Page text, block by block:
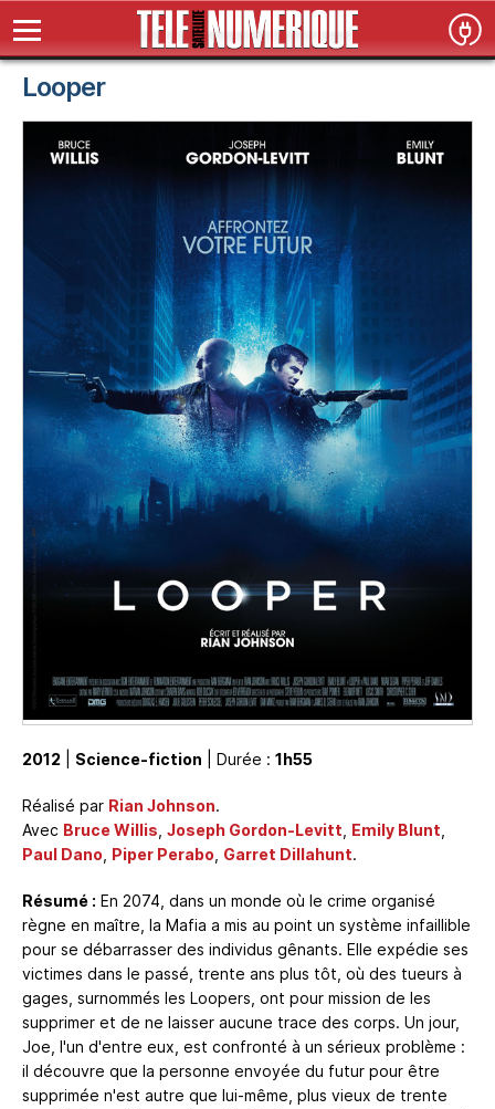
Looper
2012 Science-fiction | Durée : 1h55
Réalisé par Rian Johnson.
Avec Bruce Willis, Joseph Gordon-Levitt, Emily Blunt,
Paul Dano, Piper Perabo, Garret Dillahunt.
Résumé : En 2074, dans un monde où le crime organisé
règne en maître, la Mafia a mis au point un système infaillible
pour se débarrasser des individus gênants. Elle expédie ses
victimes dans le passé, trente ans plus tôt, où des tueurs à
gages, surnommés les Loopers, ont pour mission de les
supprimer et de ne laisser aucune trace des corps. Un jour,
Joe, l'un d'entre eux, est confronté à un sérieux problème :
il découvre que la personne envoyée du futur pour être
supprimée n'est autre que lui-même, plus vieux de trente